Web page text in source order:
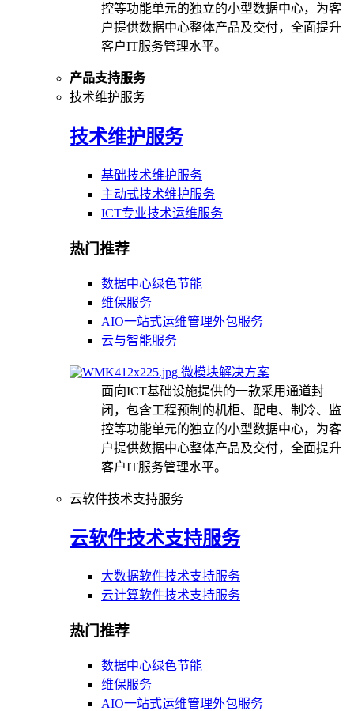
控等功能单元的独立的小型数据中心，为客
户提供数据中心整体产品及交付，全面提升
客户IT服务管理水平。
产品支持服务
技术维护服务
技术维护服务
基础技术维护服务
主动式技术维护服务
ICT专业技术运维服务
热门推荐
数据中心绿色节能
维保服务
AIO一站式运维管理外包服务
云与智能服务
微模块解决方案
面向ICT基础设施提供的一款采用通道封
闭，包含工程预制的机柜、配电、制冷、监
控等功能单元的独立的小型数据中心，为客
户提供数据中心整体产品及交付，全面提升
客户IT服务管理水平。
云软件技术支持服务
云软件技术支持服务
大数据软件技术支持服务
云计算软件技术支持服务
热门推荐
数据中心绿色节能
维保服务
AIO一站式运维管理外包服务